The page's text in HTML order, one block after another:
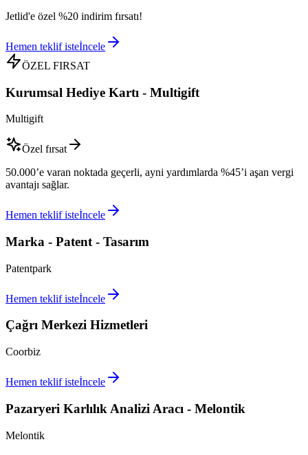
Jetlid'e özel %20 indirim fırsatı!
Hemen teklif isteİncele
ÖZEL FIRSAT
Kurumsal Hediye Kartı - Multigift
Multigift
Özel fırsat
50.000’e varan noktada geçerli, ayni yardımlarda %45’i aşan vergi
avantajı sağlar.
Hemen teklif isteİncele
Marka - Patent - Tasarım
Patentpark
Hemen teklif isteİncele
Çağrı Merkezi Hizmetleri
Coorbiz
Hemen teklif isteİncele
Pazaryeri Karlılık Analizi Aracı - Melontik
Melontik